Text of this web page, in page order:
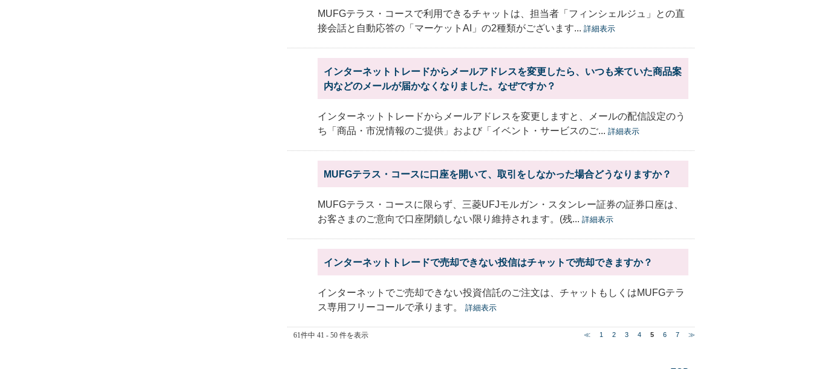
MUFGテラス・コースで利用できるチャットは、担当者「フィンシェルジュ」との直
接会話と自動応答の「マーケットAI」の2種類がございます... 詳細表示
インターネットトレードからメールアドレスを変更したら、いつも来ていた商品案
内などのメールが届かなくなりました。なぜですか？
インターネットトレードからメールアドレスを変更しますと、メールの配信設定のう
ち「商品・市況情報のご提供」および「イベント・サービスのご... 詳細表示
MUFGテラス・コースに口座を開いて、取引をしなかった場合どうなりますか？
MUFGテラス・コースに限らず、三菱UFJモルガン・スタンレー証券の証券口座は、
お客さまのご意向で口座閉鎖しない限り維持されます。(残... 詳細表示
インターネットトレードで売却できない投信はチャットで売却できますか？
インターネットでご売却できない投資信託のご注文は、チャットもしくはMUFGテラ
ス専用フリーコールで承ります。
詳細表示
61件中 41 - 50 件を表示 ≪ 1 2 3 4 5 6 7 ≫